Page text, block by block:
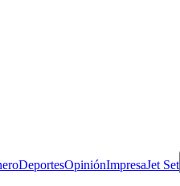
DeportesOpiniónImpresaJet Set